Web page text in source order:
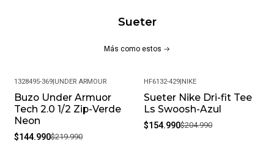
Composición 60% Algodón,40% Poliéster
CARACTERÍSTICAS PRINCIPALES:
Terminación de mangas acanaladas
Cintura acanalada
Logo New Balance estampado
Composición 60% Algodón,40% Poliéster
Sueter
Más como estos
-34%
1328495-369|UNDER ARMOUR
Buzo Under Armuor
Tech 2.0 1/2 Zip-Verde
Neon
$144.990$219.990
-24%
HF6132-429|NIKE
Sueter Nike Dri-fit Tee
Ls Swoosh-Azul
$154.990$204.990